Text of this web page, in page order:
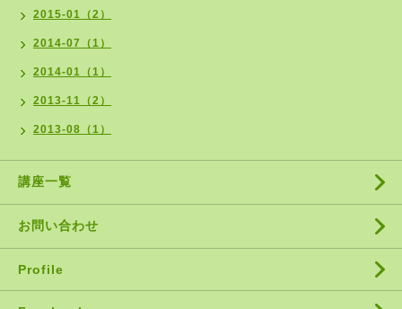
2015-01（2）
2014-07（1）
2014-01（1）
2013-11（2）
2013-08（1）
講座一覧
お問い合わせ
Profile